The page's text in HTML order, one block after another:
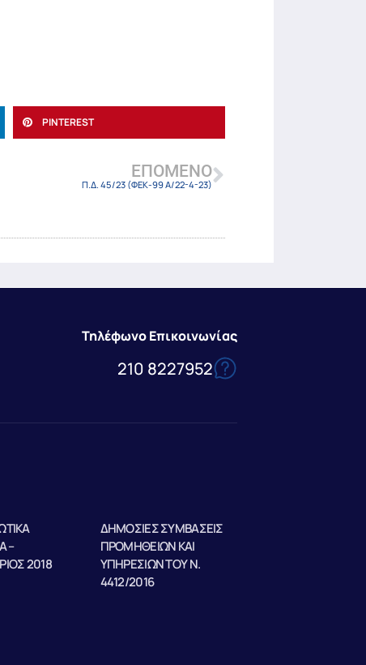
PINTEREST
ΕΠΌΜΕΝΟ
Π.Δ. 45/23 (ΦΕΚ-99 Α/22-4-23)
Τηλέφωνο Επικοινωνίας
210 8227952
–
2018
ΔΗΜΟΣΙΕΣ ΣΥΜΒΑΣΕΙΣ
ΠΡΟΜΗΘΕΙΩΝ ΚΑΙ
ΥΠΗΡΕΣΙΩΝ ΤΟΥ Ν.
4412/2016